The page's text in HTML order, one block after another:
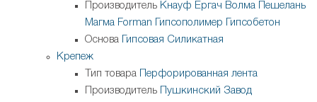
Производитель Кнауф Ергач Волма
Пешелань
Магма Forman Гипсополимер
Гипсобетон
Основа
Гипсовая Силикатная
Крепеж
Тип товара
Перфорированная лента
Производитель
Пушкинский Завод